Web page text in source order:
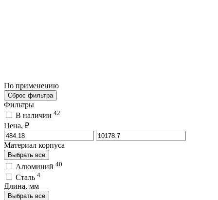
По применению
Сброс фильтра
Фильтры
В наличии 42
Цена, ₽
Материал корпуса
Выбрать все
Алюминий 40
Сталь 4
Длина, мм
Выбрать все